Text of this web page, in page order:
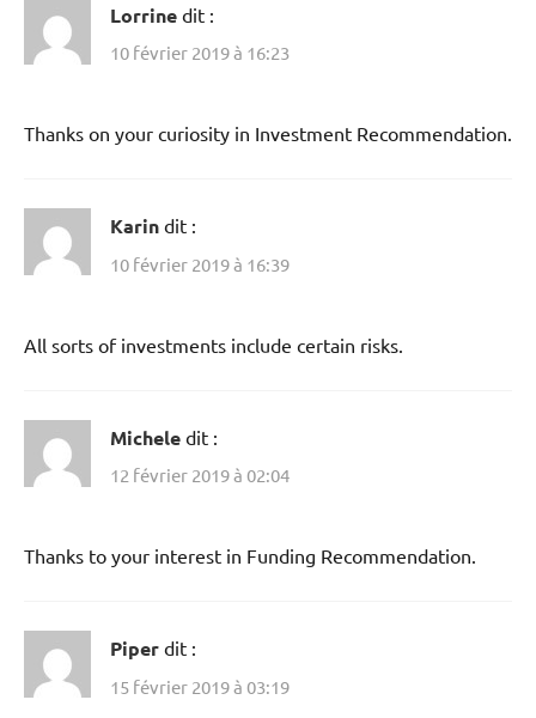
Lorrine dit :
10 février 2019 à 16:23
Thanks on your curiosity in Investment Recommendation.
Karin dit :
10 février 2019 à 16:39
All sorts of investments include certain risks.
Michele dit :
12 février 2019 à 02:04
Thanks to your interest in Funding Recommendation.
Piper dit :
15 février 2019 à 03:19